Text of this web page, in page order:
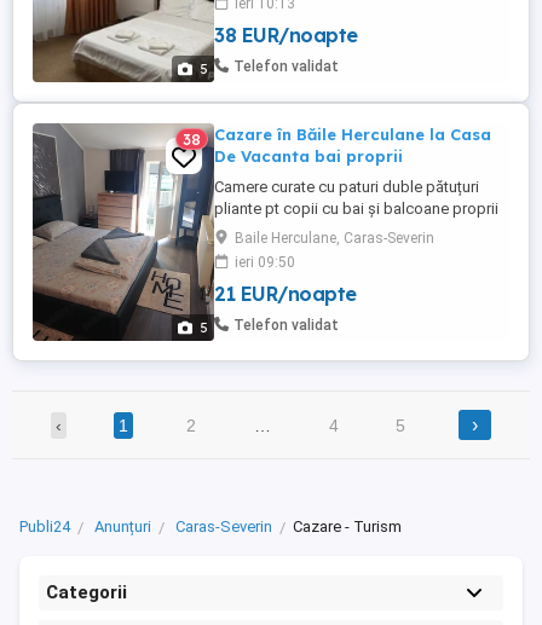
5
o stea, de Ministerul Turismului, si are in
dotare: centrala termica pe gaz, aragaz,
frigider, masina de spalat rufe, mocheta
ieri 10:13
38 EUR/noapte
Telefon validat
5
38
Cazare în Băile Herculane la Casa
De Vacanta bai proprii
Camere curate cu paturi duble pătuțuri
pliante pt copii cu bai și balcoane proprii
la casa cu etaj privata situata chiar în Băile
Herculane curte internet grătar loc parcare
situata la 300 m de ștrand termal zona
liniștită de case și pensiuni la 1, 5 km ...
Baile Herculane, Caras-Severin
ieri 09:50
21 EUR/noapte
Telefon validat
‹ 1 2 4 5 ›
Publi24 Anunțuri Caras-Severin Cazare - Turism
Categorii